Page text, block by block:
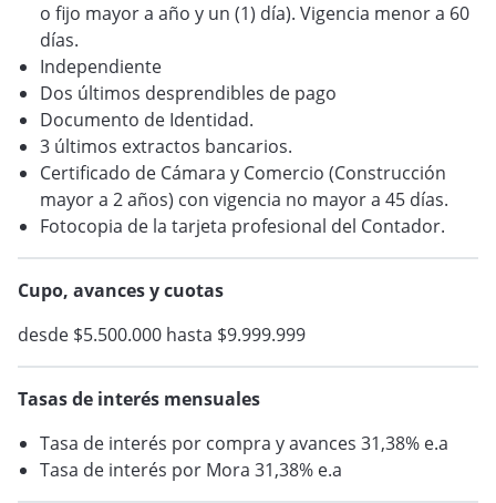
o fijo mayor a año y un (1) día). Vigencia menor a 60
días.
Independiente
Dos últimos desprendibles de pago
Documento de Identidad.
3 últimos extractos bancarios.
Certificado de Cámara y Comercio (Construcción
mayor a 2 años) con vigencia no mayor a 45 días.
Fotocopia de la tarjeta profesional del Contador.
Cupo, avances y cuotas
desde $5.500.000 hasta $9.999.999
Tasas de interés mensuales
Tasa de interés por compra y avances 31,38% e.a
Tasa de interés por Mora 31,38% e.a